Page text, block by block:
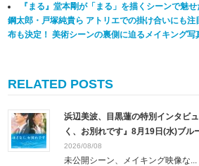
『まる』堂本剛が「まる」を描くシーンで魅
鋼太郎・戸塚純貴ら アトリエでの掛け合いにも
布も決定！ 美術シーンの裏側に迫るメイキング写
RELATED POSTS
浜辺美波、目黒蓮の特別インタビ
く、お別れです』8月19日(水)ブル
2026/08/08
未公開シーン、メイキング映像な...